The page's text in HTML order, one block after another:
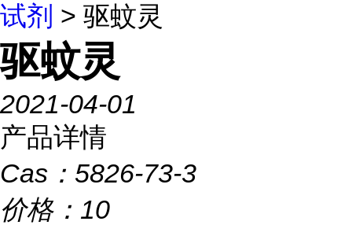
试剂 > 驱蚊灵
驱蚊灵
2021-04-01
产品详情
Cas： 5826-73-3
价格： 10